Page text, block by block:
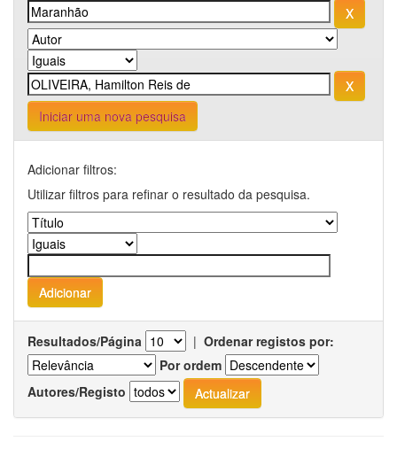
Iniciar uma nova pesquisa
Adicionar filtros:
Utilizar filtros para refinar o resultado da pesquisa.
Resultados/Página | Ordenar registos por:
Por ordem
Autores/Registo